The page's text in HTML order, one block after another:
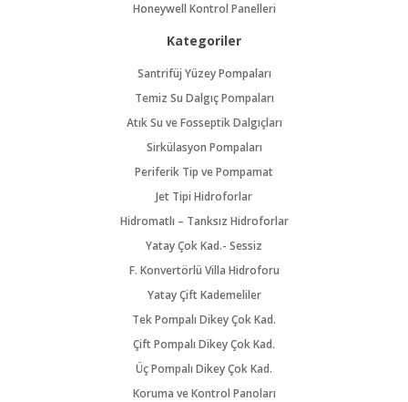
Honeywell Kontrol Panelleri
Kategoriler
Santrifüj Yüzey Pompaları
Temiz Su Dalgıç Pompaları
Atık Su ve Fosseptik Dalgıçları
Sirkülasyon Pompaları
Periferik Tip ve Pompamat
Jet Tipi Hidroforlar
Hidromatlı – Tanksız Hidroforlar
Yatay Çok Kad.- Sessiz
F. Konvertörlü Villa Hidroforu
Yatay Çift Kademeliler
Tek Pompalı Dikey Çok Kad.
Çift Pompalı Dikey Çok Kad.
Üç Pompalı Dikey Çok Kad.
Koruma ve Kontrol Panoları